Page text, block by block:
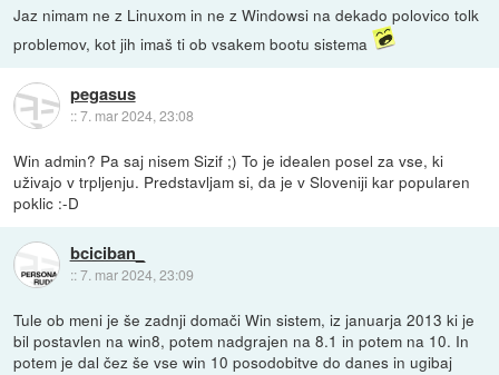
Jaz nimam ne z Linuxom in ne z Windowsi na dekado polovico tolk
problemov, kot jih imaš ti ob vsakem bootu sistema
pegasus
::7. mar 2024, 23:08
Win admin? Pa saj nisem Sizif ;) To je idealen posel za vse, ki
uživajo v trpljenju. Predstavljam si, da je v Sloveniji kar popularen
poklic :-D
bciciban_
::7. mar 2024, 23:09
Tule ob meni je še zadnji domači Win sistem, iz januarja 2013 ki je
bil postavlen na win8, potem nadgrajen na 8.1 in potem na 10. In
potem je dal čez še vse win 10 posodobitve do danes in ugibaj